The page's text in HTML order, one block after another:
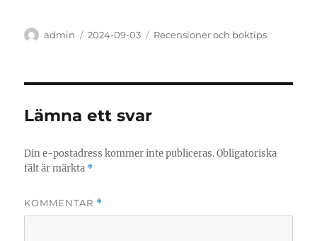
Författare
admin
Publicerat
2024-09-03 Kategorier
Recensioner och boktips
Lämna ett svar
Din e-postadress kommer inte publiceras. Obligatoriska
fält är märkta *
KOMMENTAR *